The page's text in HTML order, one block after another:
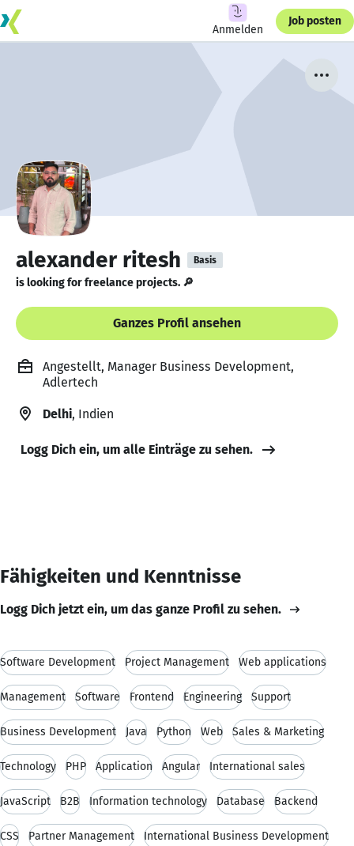
Anmelden
Job posten
alexander ritesh Basis
is looking for freelance projects. 🔎
Ganzes Profil ansehen
Angestellt, Manager Business Development,
Adlertech
Delhi, Indien
Logg Dich ein, um alle Einträge zu sehen.
Fähigkeiten und Kenntnisse
Logg Dich jetzt ein, um das ganze Profil zu sehen.
Software Development Project Management Web applications
Management Software Frontend Engineering Support
Business Development Java Python Web Sales & Marketing
Technology PHP Application Angular International sales
JavaScript B2B Information technology Database Backend
CSS Partner Management International Business Development